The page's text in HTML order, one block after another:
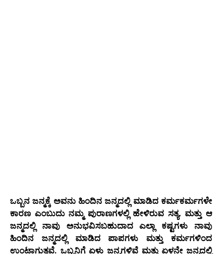
ಒಬ್ಬನ ಜನ್ಮಕ್ಕೆ ಅವನು ಹಿಂದಿನ ಜನ್ಮದಲ್ಲಿ ಮಾಡಿದ ಕರ್ಮಕರ್ಮಗಳೇ
ಕಾರಣ ಎಂಬುದು ನಮ್ಮ ಪುರಾಣಗಳಲ್ಲಿ ಹೇಳಿರುವ ಸತ್ಯ. ಮತ್ತು ಆ
ಜನ್ಮದಲ್ಲಿ ನಾವು ಅನುಭವಿಸಬಹುದಾದ ಎಲ್ಲಾ ಕಷ್ಟಗಳು ನಾವು
ಹಿಂದಿನ ಜನ್ಮದಲ್ಲಿ ಮಾಡಿದ ಪಾಪಗಳು ಮತ್ತು ಕರ್ಮಗಳಿಂದ
ಉಂಟಾಗುತ್ತವೆ. ಒಬ್ಬನಿಗೆ ಏಳು ಜನ್ಮಗಳಿವೆ ಮತ್ತು ಏಳನೇ ಜನ್ಮದಲ್ಲಿ